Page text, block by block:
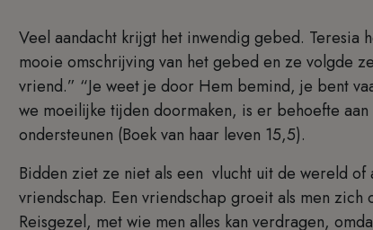
Veel aandacht krijgt het inwendig gebed. Teresia
mooie omschrijving van het gebed en ze volgde
vriend.” “Je weet je door Hem bemind, je bent
we moeilijke tijden doormaken, is er behoefte
ondersteunen (Boek van haar leven 15,5).
Bidden ziet ze niet als een vlucht uit de wereld
vriendschap. Een vriendschap groeit als men
Reisgezel, met wie men alles kan verdragen,